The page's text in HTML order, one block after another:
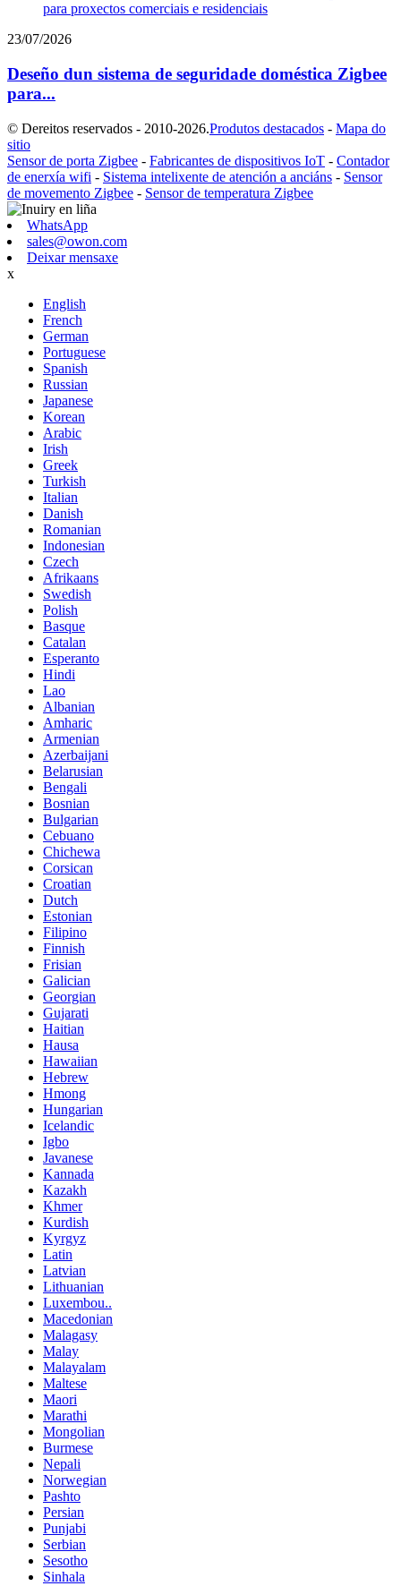
23/07/2026
Deseño dun sistema de seguridade doméstica Zigbee
para...
© Dereitos reservados - 2010-2026.Produtos destacados - Mapa do
sitio
Sensor de porta Zigbee - Fabricantes de dispositivos IoT - Contador
de enerxía wifi - Sistema intelixente de atención a anciáns - Sensor
de movemento Zigbee - Sensor de temperatura Zigbee
WhatsApp
sales@owon.com
Deixar mensaxe
x
English
French
German
Portuguese
Spanish
Russian
Japanese
Korean
Arabic
Irish
Greek
Turkish
Italian
Danish
Romanian
Indonesian
Czech
Afrikaans
Swedish
Polish
Basque
Catalan
Esperanto
Hindi
Lao
Albanian
Amharic
Armenian
Azerbaijani
Belarusian
Bengali
Bosnian
Bulgarian
Cebuano
Chichewa
Corsican
Croatian
Dutch
Estonian
Filipino
Finnish
Frisian
Galician
Georgian
Gujarati
Haitian
Hausa
Hawaiian
Hebrew
Hmong
Hungarian
Icelandic
Igbo
Javanese
Kannada
Kazakh
Khmer
Kurdish
Kyrgyz
Latin
Latvian
Lithuanian
Luxembou..
Macedonian
Malagasy
Malay
Malayalam
Maltese
Maori
Marathi
Mongolian
Burmese
Nepali
Norwegian
Pashto
Persian
Punjabi
Serbian
Sesotho
Sinhala